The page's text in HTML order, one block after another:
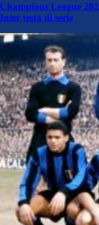
Champions League
Inter testa di serie